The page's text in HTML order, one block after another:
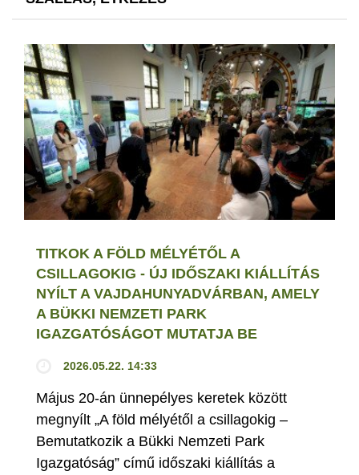
TITKOK A FÖLD MÉLYÉTŐL A
CSILLAGOKIG - ÚJ IDŐSZAKI KIÁLLÍTÁS
NYÍLT A VAJDAHUNYADVÁRBAN, AMELY
A BÜKKI NEMZETI PARK
IGAZGATÓSÁGOT MUTATJA BE
2026.05.22. 14:33
Május 20-án ünnepélyes keretek között
megnyílt „A föld mélyétől a csillagokig –
Bemutatkozik a Bükki Nemzeti Park
Igazgatóság” című időszaki kiállítás a